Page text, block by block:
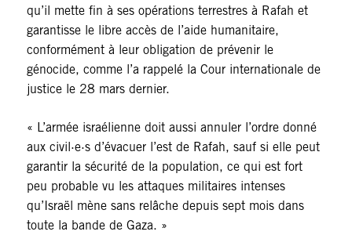
qu’il mette fin à ses opérations terrestres à Rafah et
garantisse le libre accès de l’aide humanitaire,
conformément à leur obligation de prévenir le
génocide, comme l’a rappelé la Cour internationale de
justice le 28 mars dernier.
« L’armée israélienne doit aussi annuler l’ordre donné
aux civil·e·s d’évacuer l’est de Rafah, sauf si elle peut
garantir la sécurité de la population, ce qui est fort
peu probable vu les attaques militaires intenses
qu’Israël mène sans relâche depuis sept mois dans
toute la bande de Gaza. »